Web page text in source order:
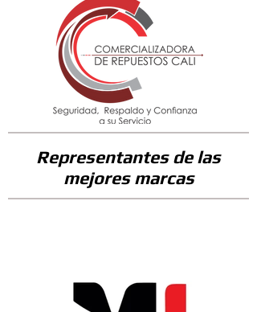
Representantes de las
mejores marcas